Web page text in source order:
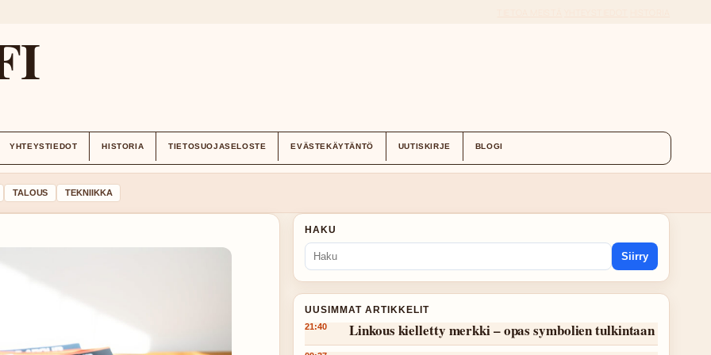
YHTEYSTIEDOT HISTORIA TIETOSUOJASELOSTE EVÄSTEKÄYTÄNTÖ UUTISKIRJE BLOGI
TALOUS TEKNIIKKA
HAKU
Siirry
UUSIMMAT ARTIKKELIT
21:40 Linkous kielletty merkki – opas symbolien tulkintaan